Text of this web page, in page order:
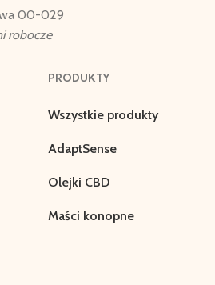
00-029
robocze
PRODUKTY
Wszystkie produkty
AdaptSense
Olejki CBD
Maści konopne